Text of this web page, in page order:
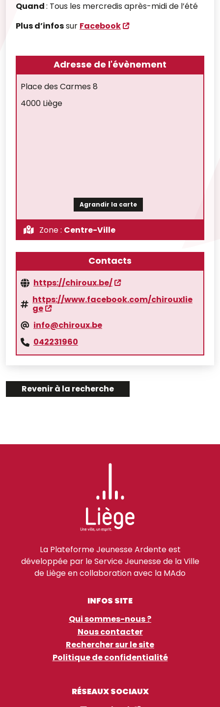
Quand: Tous les mercredis après-midi de l’été
Plus d’infossur Facebook
Adresse de l'évènement
Place des Carmes 8
4000 Liège
Agrandir la carte
Zone : Centre-Ville
Contacts
https://chiroux.be/
https://www.facebook.com/chirouxlie
ge
info@chiroux.be
042231960
Revenir à la recherche
La Plateforme Jeunesse Ardente est
développée par le Service Jeunesse de la Ville
de Liège en collaboration avec la MAdo
INFOS SITE
Qui sommes-nous ?
Nous contacter
Rechercher sur le site
Politique de confidentialité
RÉSEAUX SOCIAUX